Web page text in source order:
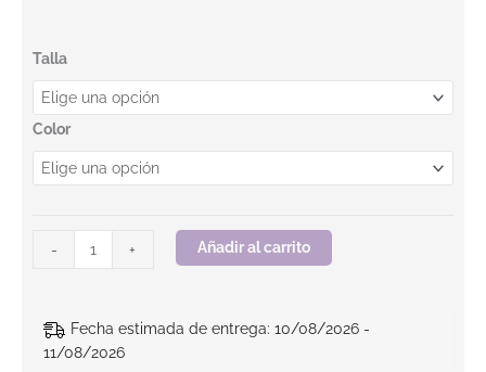
Talla
Color
-
Pantalón de lluvia monocolor. OCTOPUS TROUSER HV.
+ Añadir al carrito
Fecha estimada de entrega: 10/08/2026 -
11/08/2026